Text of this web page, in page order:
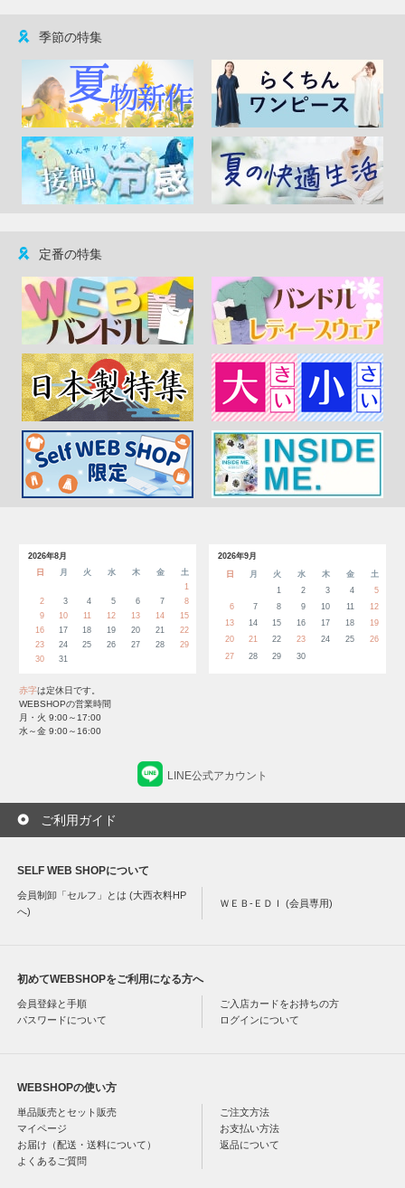
季節の特集
定番の特集
2026年8月
日
月 火 水 木 金
土
1
2
3 4 5 6 7
8
9
10 11 12 13 14
15
16
17 18 19 20 21
22
23
24 25 26 27 28
29
30
31
2026年9月
日
月 火 水 木 金
土
1
2 3 4
5
6
7 8 9 10 11
12
13
14 15 16 17 18
19
20
21 22 23 24 25
26
27
28 29 30
赤字は定休日です。
WEBSHOPの営業時間
月・火 9:00～17:00
水～金 9:00～16:00
LINE公式アカウント
ご利用ガイド
SELF WEB SHOPについて
会員制卸「セルフ」とは (大西衣料HP
へ)
ＷＥＢ-ＥＤＩ (会員専用)
初めてWEBSHOPをご利用になる方へ
会員登録と手順
ご入店カードをお持ちの方
パスワードについて
ログインについて
WEBSHOPの使い方
単品販売とセット販売
ご注文方法
マイページ
お支払い方法
お届け（配送・送料について）
返品について
よくあるご質問